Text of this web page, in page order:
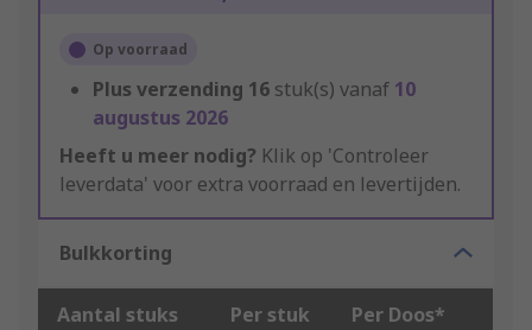
Op voorraad
Plus verzending 16 stuk(s) vanaf 10
augustus 2026
Heeft u meer nodig? Klik op 'Controleer
leverdata' voor extra voorraad en levertijden.
Bulkkorting
Aantal stuks Per stuk Per Doos*